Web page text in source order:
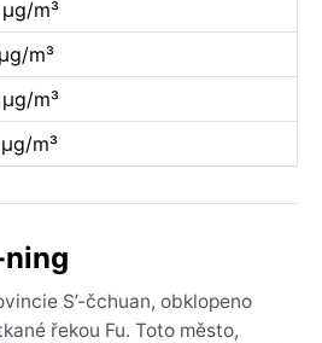
m³
m³
m³
m³
ning
S’-čchuan, obklopeno
řekou Fu. Toto město,